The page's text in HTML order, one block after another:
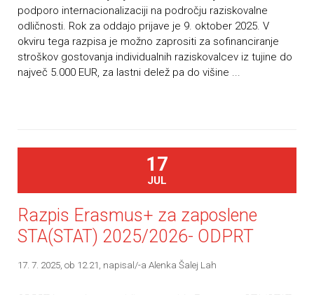
podporo internacionalizaciji na področju raziskovalne
odličnosti. Rok za oddajo prijave je 9. oktober 2025. V
okviru tega razpisa je možno zaprositi za sofinanciranje
stroškov gostovanja individualnih raziskovalcev iz tujine do
največ 5.000 EUR, za lastni delež pa do višine ...
17
JUL
Razpis Erasmus+ za zaposlene
STA(STAT) 2025/2026- ODPRT
17. 7. 2025, ob 12.21 , napisal/-a Alenka Šalej Lah